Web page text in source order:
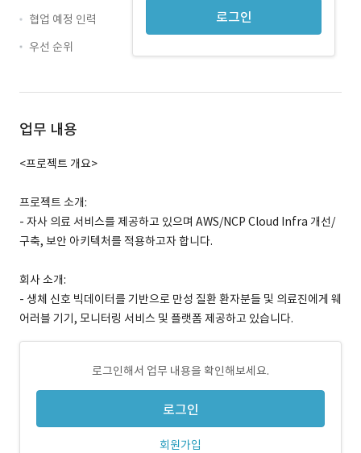
로그인
협업 예정 인력
우선 순위
업무 내용
<프로젝트 개요>
프로젝트 소개:
- 자사 의료 서비스를 제공하고 있으며 AWS/NCP Cloud Infra 개선/
구축, 보안 아키텍처를 적용하고자 합니다.
회사 소개:
- 생체 신호 빅데이터를 기반으로 만성 질환 환자분들 및 의료진에게 웨
어러블 기기, 모니터링 서비스 및 플랫폼 제공하고 있습니다.
로그인해서 업무 내용을 확인해보세요.
로그인
회원가입